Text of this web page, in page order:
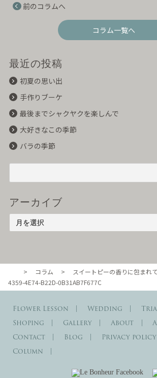
前のコラムへ
コラム一覧へ
最近の投稿
初夏の思い出
手作りブーケ
最後までシャクヤクを楽しんで
大好きなこの季節
バラの季節
アーカイブ
東京・自由が丘のル・ボヌール
> コラム > スイートピーの香りに包まれて
4359-4E74-B22D-0B31AB7F677C
Flower Lesson Wedding
Shoping
Gallery About
Contact
Blog Privacy policy
Column